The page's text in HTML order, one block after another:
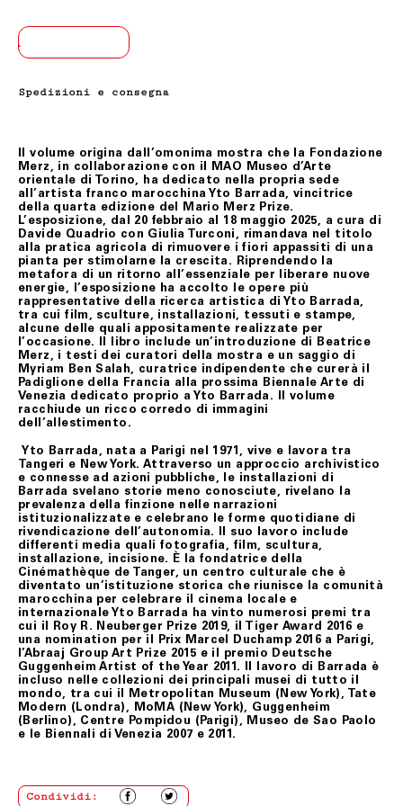
I tempi di consegna indicati nelle tabelle inserite nel
modulo Assistenza Clienti, sono da considerarsi
Il Cliente, qualora al momento della consegna, decida di
biglietteria@fondazionemerz.org
Fondazione Merz provvederà ad addebitare al Cliente le
spese di rientro del/i prodotto/i.
Il Cliente, al momento della consegna, dovrà controllare
che il numero dei colli corrisponda a quello indicato
nella lettera di vettura. Inoltre, eventuali danni da
trasporto evidentemente presumibili da imballo
alterato, bagnato, danneggiato, dovranno essere
immediatamente contestati secondo la modalità
indicata all’atto della consegna.
Il Cliente si impegna a segnalare prontamente – e
comunque non oltre otto (8) giorni dalla data di
avvenuta consegna –a Fondazione Merz tramite
l’indirizzo e-mail biglietteria@fondazionemerz.org, ogni e
qualsiasi eventuale problema inerente all’integrità fisica,
alla corrispondenza o alla completezza del/i prodotto/i
ricevuti.
Il Cliente, se assente al momento della consegna,
la modalità da seguire per concordare la consegna in una
diversa data. Qualora anche il secondo tentativo di
consegna non vada a buon fine, Fondazione Merz, se
informato al riguardo dal corriere, previo contatto col
Cliente, darà istruzioni per la risoluzione del problema.
ART. 7 DIRITTO DI RECESSO
Il Cliente ha diritto di recedere dal contratto, senza
alcuna penalità, provvedendo alla restituzione del/i
prodotto/i, entro un termine perentorio di quattordici
(14) giorni lavorativi a far data dal giorno del ricevimento
degli stessi.
Ai fini della scadenza del termine suindicato, il/i
prodotto/i si intendono restituiti nel momento in cui
vengono consegnati al corriere.
I prodotti oggetto del recesso viaggiano a rischio del
Cliente. Qualora pervengano danneggiati a Fondazione
Merz, quest’ultimo gliene darà comunicazione allo scopo
Spedizioni e consegna
Il volume origina dall’omonima mostra che la Fondazione
Merz, in collaborazione con il MAO Museo d’Arte
orientale di Torino, ha dedicato nella propria sede
all’artista franco marocchina Yto Barrada, vincitrice
della quarta edizione del Mario Merz Prize.
L’esposizione, dal 20 febbraio al 18 maggio 2025, a cura di
Davide Quadrio con Giulia Turconi, rimandava nel titolo
alla pratica agricola di rimuovere i fiori appassiti di una
pianta per stimolarne la crescita. Riprendendo la
metafora di un ritorno all’essenziale per liberare nuove
energie, l’esposizione ha accolto le opere più
rappresentative della ricerca artistica di Yto Barrada,
tra cui film, sculture, installazioni, tessuti e stampe,
alcune delle quali appositamente realizzate per
l’occasione. Il libro include un’introduzione di Beatrice
Merz, i testi dei curatori della mostra e un saggio di
Myriam Ben Salah, curatrice indipendente che curerà il
Padiglione della Francia alla prossima Biennale Arte di
Venezia dedicato proprio a Yto Barrada. Il volume
racchiude un ricco corredo di immagini
dell’allestimento.
Yto Barrada
, nata a Parigi nel 1971, vive e lavora tra
Tangeri e New York. Attraverso un approccio archivistico
e connesse ad azioni pubbliche, le installazioni di
Barrada svelano storie meno conosciute, rivelano la
prevalenza della finzione nelle narrazioni
istituzionalizzate e celebrano le forme quotidiane di
rivendicazione dell’autonomia. Il suo lavoro include
differenti media quali fotografia, film, scultura,
installazione, incisione. È la fondatrice della
Cinémathèque de Tanger, un centro culturale che è
diventato un’istituzione storica che riunisce la comunità
marocchina per celebrare il cinema locale e
internazionale Yto Barrada ha vinto numerosi premi tra
cui il Roy R. Neuberger Prize 2019, il Tiger Award 2016 e
una nomination per il Prix Marcel Duchamp 2016 a Parigi,
l’Abraaj Group Art Prize 2015 e il premio Deutsche
Guggenheim Artist of the Year 2011. Il lavoro di Barrada è
incluso nelle collezioni dei principali musei di tutto il
mondo, tra cui il Metropolitan Museum (New York), Tate
Modern (Londra), MoMA (New York), Guggenheim
(Berlino), Centre Pompidou (Parigi), Museo de Sao Paolo
e le Biennali di Venezia 2007 e 2011.
Condividi: